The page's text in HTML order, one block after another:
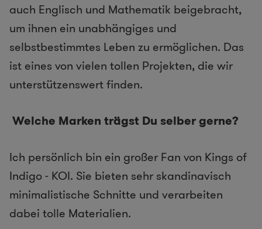
auch Englisch und Mathematik beigebracht,
um ihnen ein unabhängiges und
selbstbestimmtes Leben zu ermöglichen. Das
ist eines von vielen tollen Projekten, die wir
unterstützenswert finden.
Welche Marken trägst Du selber gerne?
Ich persönlich bin ein großer Fan von Kings of
Indigo -­ KOI. Sie bieten sehr skandinavisch
minimalistische Schnitte und verarbeiten
dabei tolle Materialien.